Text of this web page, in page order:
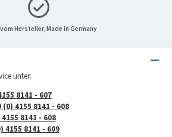
Hersteller, Made in Germany
unter:
8141 - 607
(0) 4155 8141 - 608
8141 - 608
4155 8141 - 609